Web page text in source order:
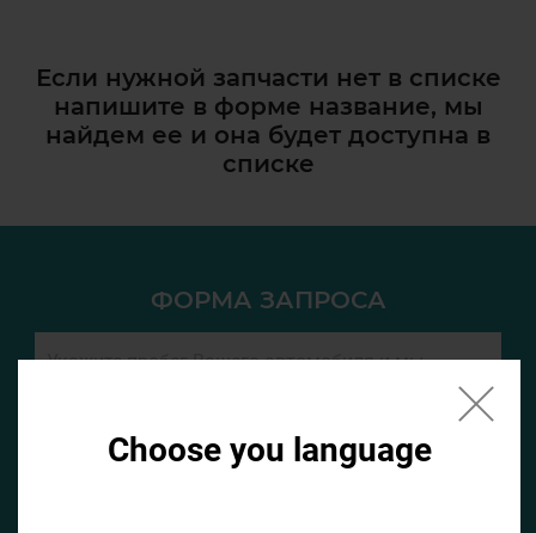
Choose you language
Если нужной запчасти нет в списке
напишите в форме название, мы
найдем ее и она будет доступна в
списке
ФОРМА ЗАПРОСА